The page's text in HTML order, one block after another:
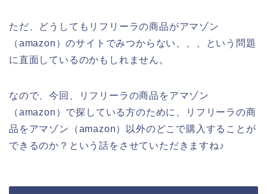
ただ、どうしてもリフリーラの商品がアマゾン
（amazon）のサイトでみつからない、、、という問題
に直面しているのかもしれません。
なので、今回、リフリーラの商品をアマゾン
（amazon）で探している方のために、リフリーラの商
品をアマゾン（amazon）以外のどこで購入することが
できるのか？という話をさせていただきますね♪